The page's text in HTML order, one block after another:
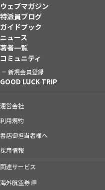
ウェブマガジン
特派員ブログ
ガイドブック
ニュース
著者一覧
コミュニティ
新規会員登録
GOOD LUCK TRIP
運営会社
利用規約
書店御担当者様へ
採用情報
関連サービス
海外航空券